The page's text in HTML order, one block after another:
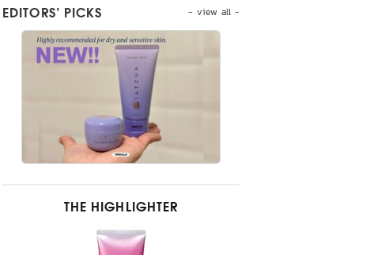
- view all -
EDITORS’ PICKS
THE HIGHLIGHTER